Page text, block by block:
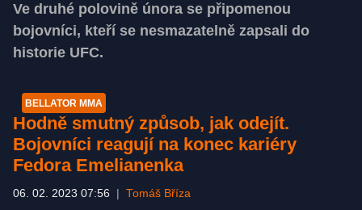
Ve druhé polovině února se připomenou
bojovníci, kteří se nesmazatelně zapsali do
historie UFC.
BELLATOR MMA
Hodně smutný způsob, jak odejít.
Bojovníci reagují na konec kariéry
Fedora Emelianenka
06. 02. 2023 07:56 Tomáš Bříza